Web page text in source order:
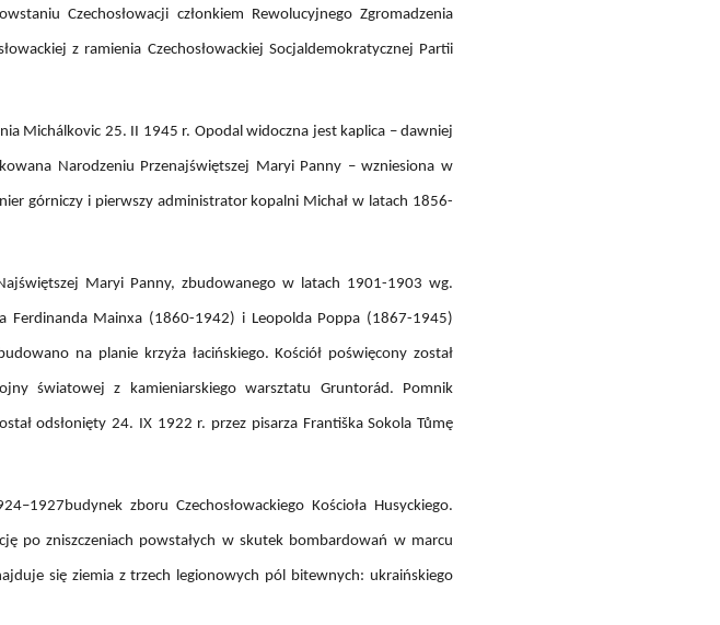
Czechosłowacji członkiem Rewolucyjnego Zgromadzenia
z ramienia Czechosłowackiej Socjaldemokratycznej Partii
Michálkovic 25. II 1945 r. Opodal widoczna jest kaplica – dawniej
Narodzeniu Przenajświętszej Maryi Panny – wzniesiona w
górniczy i pierwszy administrator kopalni Michał w latach 1856-
Maryi Panny, zbudowanego w latach 1901-1903 wg.
Ferdinanda Mainxa (1860-1942) i Leopolda Poppa (1867-1945)
na planie krzyża łacińskiego. Kościół poświęcony został
światowej z kamieniarskiego warsztatu Gruntorád. Pomnik
odsłonięty 24. IX 1922 r. przez pisarza Františka Sokola Tůmę
zboru Czechosłowackiego Kościoła Husyckiego.
po zniszczeniach powstałych w skutek bombardowań w marcu
się ziemia z trzech legionowych pól bitewnych: ukraińskiego